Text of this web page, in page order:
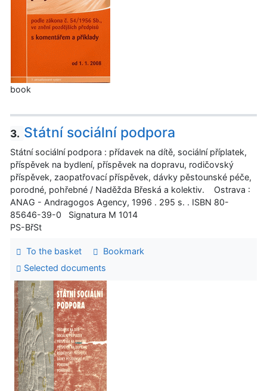
book
3. Státní sociální podpora
Státní sociální podpora : přídavek na dítě, sociální příplatek,
příspěvek na bydlení, příspěvek na dopravu, rodičovský
příspěvek, zaopatřovací příspěvek, dávky pěstounské péče,
porodné, pohřebné / Naděžda Břeská a kolektiv. Ostrava :
ANAG - Andragogos Agency, 1996 . 295 s. . ISBN 80-
85646-39-0 Signatura M 1014
PS-BřSt
To the basket
Bookmark
Selected documents